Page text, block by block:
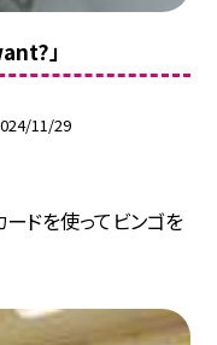
」
11/29
ドを使ってビンゴを